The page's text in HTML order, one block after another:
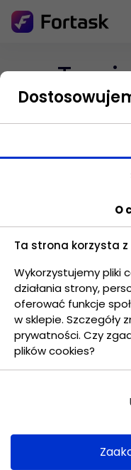
Dostosuj
informacjami,
Zmieniaj ich
O
Ta strona korzysta z
Wykorzystujemy pliki
działania strony,
oferować funkcje
w sklepie. Szczegóły
prywatności. Czy
plików cookies?